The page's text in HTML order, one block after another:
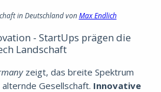
in Deutschland vonMax Endlich
- StartUps prägen die
Landschaft
zeigt, das breite Spektrum
Gesellschaft. Innovative